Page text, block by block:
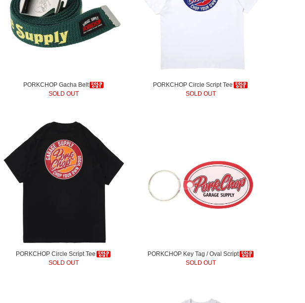
PORKCHOP Gacha Belt
SOLD OUT
PORKCHOP Circle Script Tee
SOLD OUT
PORKCHOP Circle Script Tee
SOLD OUT
PORKCHOP Key Tag / Oval Script
SOLD OUT